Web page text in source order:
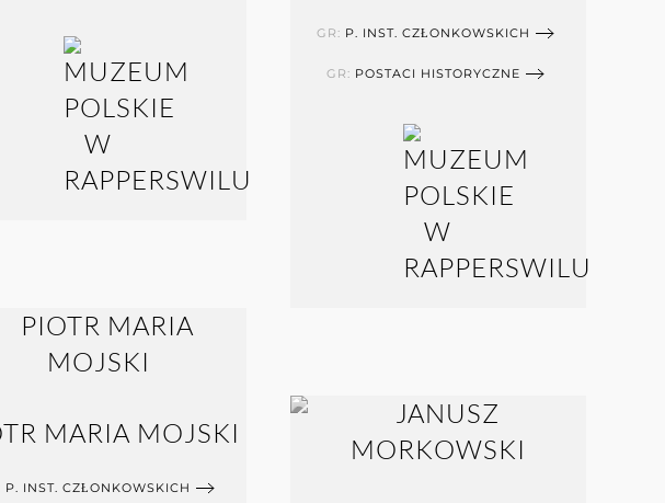
MARIA MOJSKI
P. INST. CZŁONKOWSKICH
GR: P. INST. CZŁONKOWSKICH
GR: POSTACI HISTORYCZNE